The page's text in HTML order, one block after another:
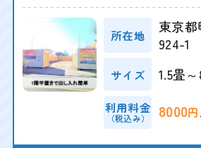
所在地
東京
924-1
サイズ 1.5畳
利用料金
（税込み） 8000円